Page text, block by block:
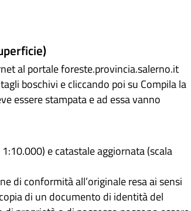
al portale foreste.provincia.salerno.it
boschivi e cliccando poi su Compila la
essere stampata e ad essa vanno
e catastale aggiornata (scala
di conformità all’originale resa ai sensi
di un documento di identità del